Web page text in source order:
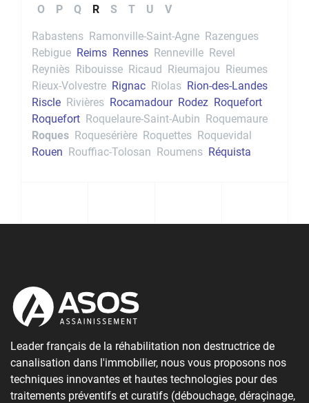
O
P Q R S T U V
Rabastens Ramonville-Saint-Agne Razengues
Rebigue Reims Rennes Renneville Revel
Reyniès Ribouisse Ricaud Rieumajou Rieumes
Rieux-Volvestre Rignac Riolas Rion-des-Landes
Riscle Rivières Rocamadour Rodez Roquefort
Roquefort Roquelaure-Saint-Aubin Roquemaure
Roques Roquesérière Roquettes Roquevidal
Rouen Rouffiac-Tolosan Roumens Réquista
Leader français de la réhabilitation non destructrice de
canalisation dans l'immobilier, nous vous proposons nos
techniques innovantes et hautes technologies pour des
traitements préventifs et curatifs (débouchage, déraçinage,